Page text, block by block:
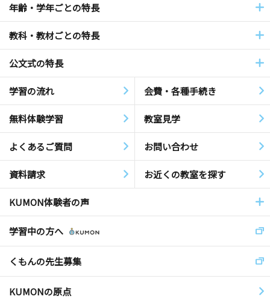
年齢・学年ごとの特長
教科・教材ごとの特長
公文式の特長
学習の流れ 会費・各種手続き
無料体験学習 教室見学
よくあるご質問 お問い合わせ
資料請求 お近くの教室を探す
KUMON体験者の声
学習中の方へ
くもんの先生募集
KUMONの原点